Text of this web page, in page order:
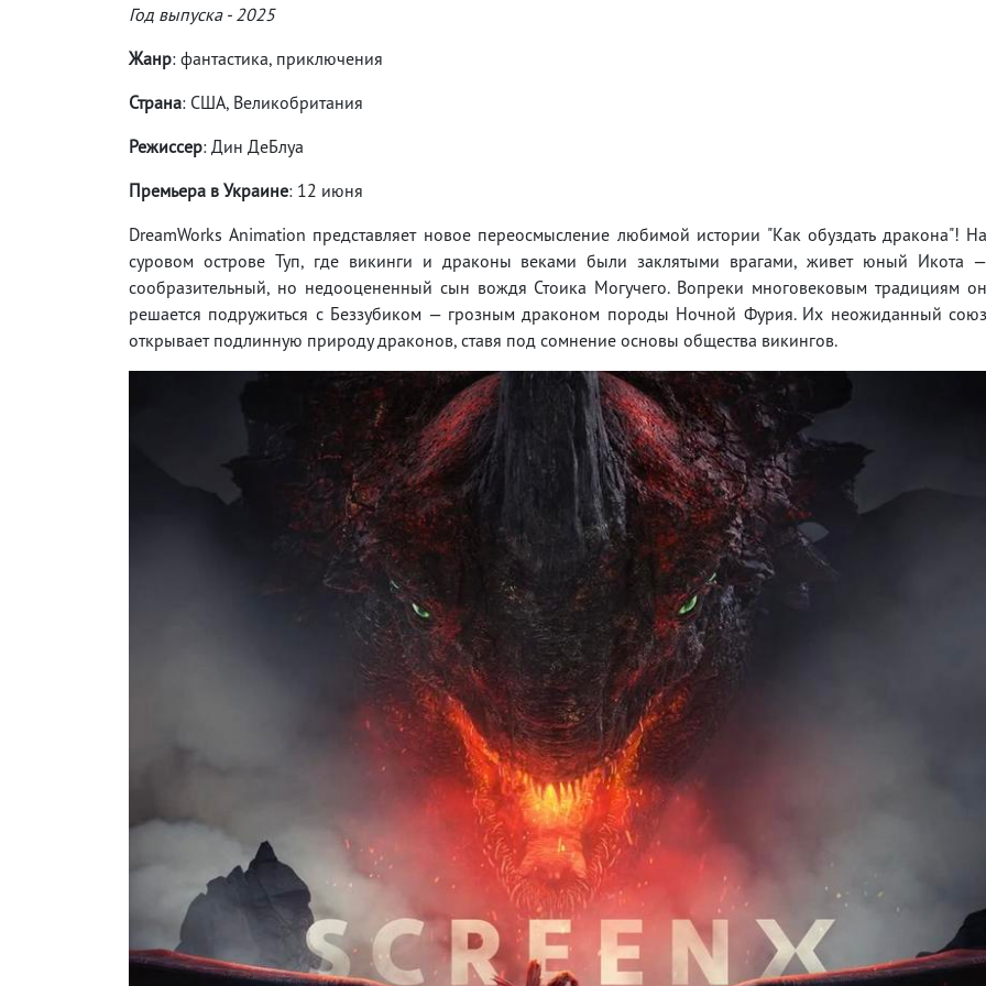
Год выпуска - 2025
Жанр: фантастика, приключения
Страна: США, Великобритания
Режиссер: Дин ДеБлуа
Премьера в Украине: 12 июня
DreamWorks Animation представляет новое переосмысление любимой истории "Как обуздать дракона"! На
суровом острове Туп, где викинги и драконы веками были заклятыми врагами, живет юный Икота —
сообразительный, но недооцененный сын вождя Стоика Могучего. Вопреки многовековым традициям он
решается подружиться с Беззубиком — грозным драконом породы Ночной Фурия. Их неожиданный союз
открывает подлинную природу драконов, ставя под сомнение основы общества викингов.